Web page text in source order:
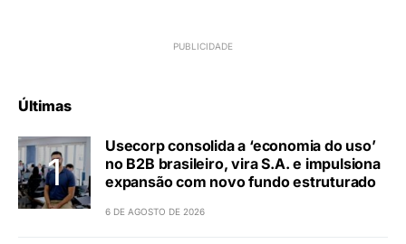
Últimas
Usecorp consolida a ‘economia do uso’
no B2B brasileiro, vira S.A. e impulsiona
expansão com novo fundo estruturado
6 DE AGOSTO DE 2026